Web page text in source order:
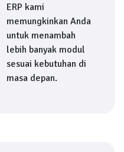
ERP kami
memungkinkan Anda
untuk menambah
lebih banyak modul
sesuai kebutuhan di
masa depan.